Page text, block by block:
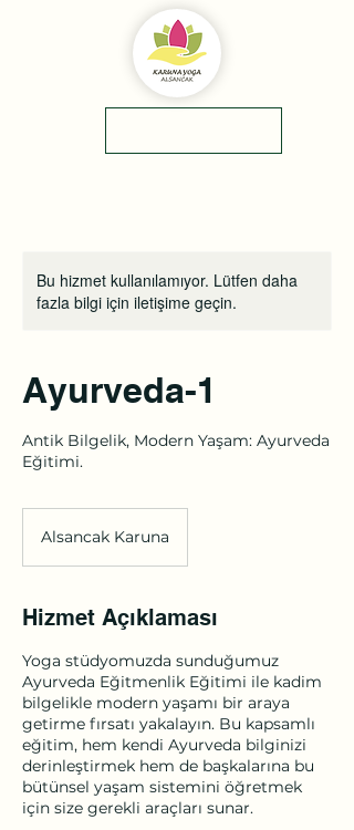
Bu hizmet kullanılamıyor. Lütfen daha
fazla bilgi için iletişime geçin.
Ayurveda-1
Antik Bilgelik, Modern Yaşam: Ayurveda
Eğitimi.
Alsancak Karuna
Hizmet Açıklaması
Yoga stüdyomuzda sunduğumuz
Ayurveda Eğitmenlik Eğitimi ile kadim
bilgelikle modern yaşamı bir araya
getirme fırsatı yakalayın. Bu kapsamlı
eğitim, hem kendi Ayurveda bilginizi
derinleştirmek hem de başkalarına bu
bütünsel yaşam sistemini öğretmek
için size gerekli araçları sunar.